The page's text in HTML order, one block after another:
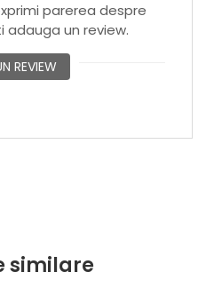
parerea despre
un review.
REVIEW
similare